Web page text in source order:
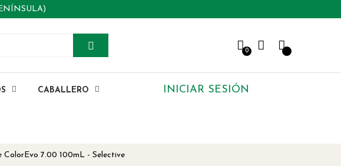
0
CABALLERO INICIAR SESIÓN
ColorEvo 7.00 100mL - Selective